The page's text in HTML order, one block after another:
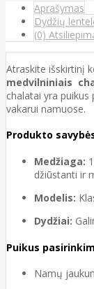
Aprašymas
Dydžių
(0)
Atraskite išskirtinį
medvilniniais
chalatai yra
vakarui namuose.
Produkto
Medžiaga:
džiūstanti ir
Modelis:
Dydžiai:
Puikus
Namų